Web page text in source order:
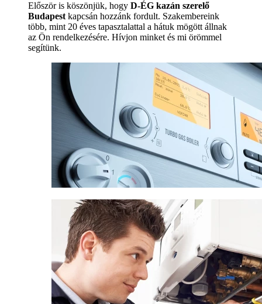
Először is köszönjük, hogy D-ÉG kazán szerelő
Budapestkapcsán hozzánk fordult. Szakembereink
több, mint 20 éves tapasztalattal a hátuk mögött állnak
az Ön rendelkezésére. Hívjon minket és mi örömmel
segítünk.